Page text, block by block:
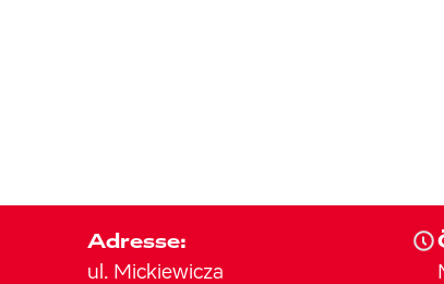
Adresse:
ul. Mickiewicza